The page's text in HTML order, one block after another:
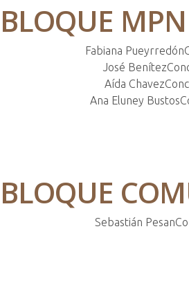
BLOQUE MPN
Fabiana Pueyrredón
José Benítez
Aída Chavez
Ana Eluney Bustos
BLOQUE
Sebastián Pesan